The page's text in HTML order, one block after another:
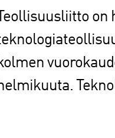
Teollisuusliitto